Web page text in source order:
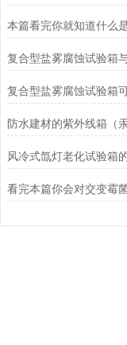
防水建材的紫外线箱（